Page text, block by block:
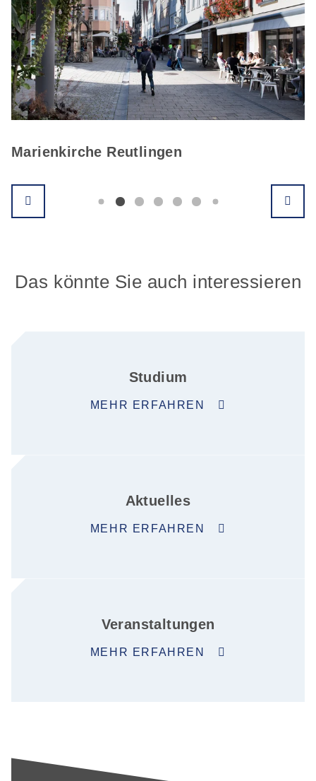
Marienkirche Reutlingen
Das könnte Sie auch interessieren
Studium
MEHR ERFAHREN
Aktuelles
MEHR ERFAHREN
Veranstaltungen
MEHR ERFAHREN